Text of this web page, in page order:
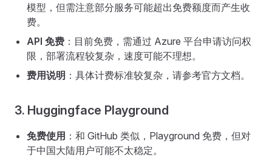
模型，但需注意部分服务可能超出免费额度而产生收
费。
API 免费 ：目前免费，需通过 Azure 平台申请访问权
限，部署流程较复杂，速度可能不理想。
费用说明 ：具体计费标准较复杂，请参考官方文档。
3. Huggingface Playground
免费使用 ：和 GitHub 类似，Playground 免费，但对
于中国大陆用户可能不太稳定。